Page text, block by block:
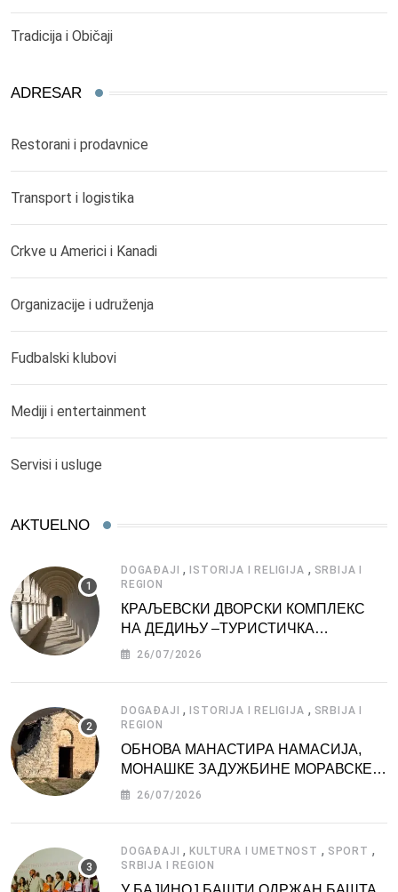
Tradicija i Običaji
ADRESAR
Restorani i prodavnice
Transport i logistika
Crkve u Americi i Kanadi
Organizacije i udruženja
Fudbalski klubovi
Mediji i entertainment
Servisi i usluge
AKTUELNO
DOGAĐAJI , ISTORIJA I RELIGIJA , SRBIJA I
REGION
КРАЉЕВСКИ ДВОРСКИ КОМПЛЕКС
НА ДЕДИЊУ –ТУРИСТИЧКА
АТРАКЦИЈА
26/07/2026
DOGAĐAJI , ISTORIJA I RELIGIJA , SRBIJA I
REGION
ОБНОВА МАНАСТИРА НАМАСИЈА,
МОНАШКЕ ЗАДУЖБИНЕ МОРАВСКЕ
СРБИЈЕ
26/07/2026
DOGAĐAJI ,KULTURA I UMETNOST , SPORT ,
SRBIJA I REGION